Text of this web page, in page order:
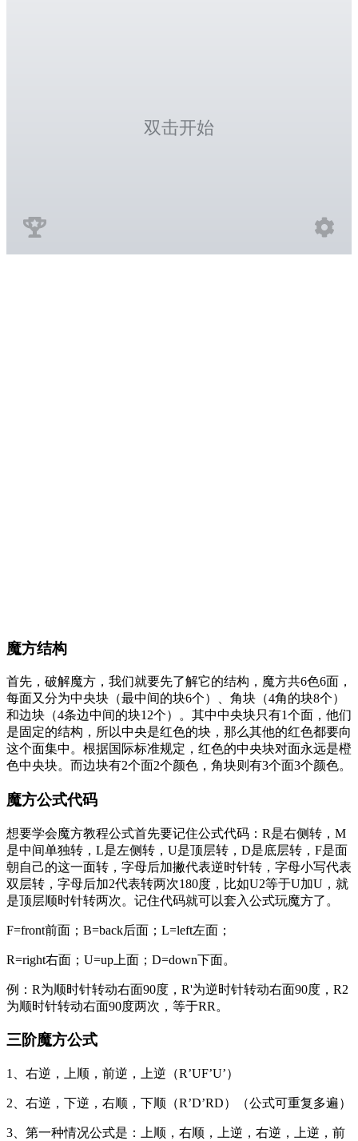
魔方结构
首先，破解魔方，我们就要先了解它的结构，魔方共6色6面，
每面又分为中央块（最中间的块6个）、角块（4角的块8个）
和边块（4条边中间的块12个）。其中中央块只有1个面，他们
是固定的结构，所以中央是红色的块，那么其他的红色都要向
这个面集中。根据国际标准规定，红色的中央块对面永远是橙
色中央块。而边块有2个面2个颜色，角块则有3个面3个颜色。
魔方公式代码
想要学会魔方教程公式首先要记住公式代码：R是右侧转，M
是中间单独转，L是左侧转，U是顶层转，D是底层转，F是面
朝自己的这一面转，字母后加撇代表逆时针转，字母小写代表
双层转，字母后加2代表转两次180度，比如U2等于U加U，就
是顶层顺时针转两次。记住代码就可以套入公式玩魔方了。
F=front前面 ；B=back后面 ；L=left左面 ；
R=right右面 ；U=up 上面 ；D=down下面。
例： R为顺时针转动右面90度， R'为逆时针转动右面90度，R2
为顺时针转动右面90度两次，等于RR。
三阶魔方公式
1、右逆，上顺，前逆，上逆（R’UF’U’）
2、右逆，下逆，右顺，下顺（R’D’RD）（公式可重复多遍）
3、第一种情况公式是：上顺，右顺，上逆，右逆，上逆，前